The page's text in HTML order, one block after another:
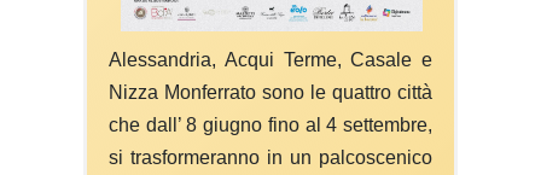
Alessandria, Acqui Terme, Casale e
Nizza Monferrato sono le quattro città
che dall’ 8 giugno fino al 4 settembre,
si trasformeranno in un palcoscenico